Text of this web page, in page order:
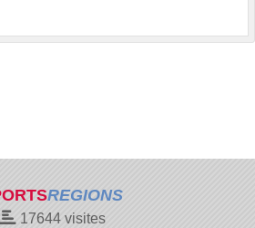
REGIONS
17644visites